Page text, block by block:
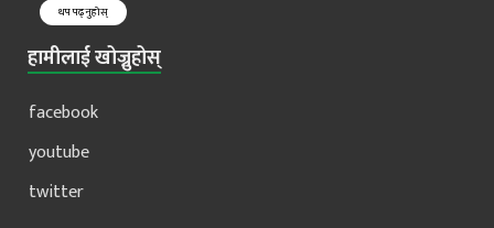
थप पढ्नुहोस्
हामीलाई खोज्नुहोस्
facebook
youtube
twitter